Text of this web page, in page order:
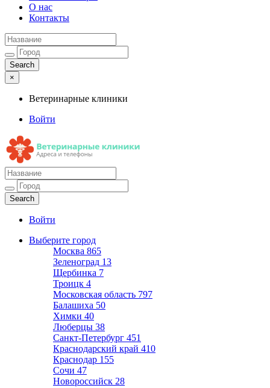
О нас
Контакты
×
Ветеринарные клиники
Войти
Ветеринарные клиники
Адреса и телефоны
Войти
Выберите город
Москва 865
Зеленоград 13
Щербинка 7
Троицк 4
Московская область 797
Балашиха 50
Химки 40
Люберцы 38
Санкт-Петербург 451
Краснодарский край 410
Краснодар 155
Сочи 47
Новороссийск 28